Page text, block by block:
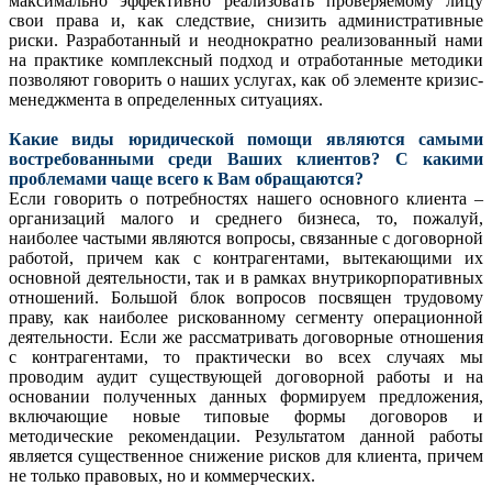
свои права и, как следствие, снизить административные
риски. Разработанный и неоднократно реализованный нами
на практике комплексный подход и отработанные методики
позволяют говорить о наших услугах, как об элементе кризис-
менеджмента в определенных ситуациях.
Какие виды юридической помощи являются самыми
востребованными среди Ваших клиентов? С какими
проблемами чаще всего к Вам обращаются?
Если говорить о потребностях нашего основного клиента –
организаций малого и среднего бизнеса, то, пожалуй,
наиболее частыми являются вопросы, связанные с договорной
работой, причем как с контрагентами, вытекающими их
основной деятельности, так и в рамках внутрикорпоративных
отношений. Большой блок вопросов посвящен трудовому
праву, как наиболее рискованному сегменту операционной
деятельности. Если же рассматривать договорные отношения
с контрагентами, то практически во всех случаях мы
проводим аудит существующей договорной работы и на
основании полученных данных формируем предложения,
включающие новые типовые формы договоров и
методические рекомендации. Результатом данной работы
является существенное снижение рисков для клиента, причем
не только правовых, но и коммерческих.